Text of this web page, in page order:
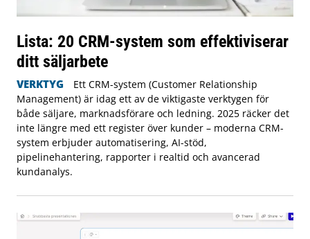
Lista: 20 CRM-system som effektiviserar
ditt säljarbete
VERKTYG
Ett CRM-system (Customer Relationship
Management) är idag ett av de viktigaste verktygen för
både säljare, marknadsförare och ledning. 2025 räcker det
inte längre med ett register över kunder – moderna CRM-
system erbjuder automatisering, AI-stöd,
pipelinehantering, rapporter i realtid och avancerad
kundanalys.